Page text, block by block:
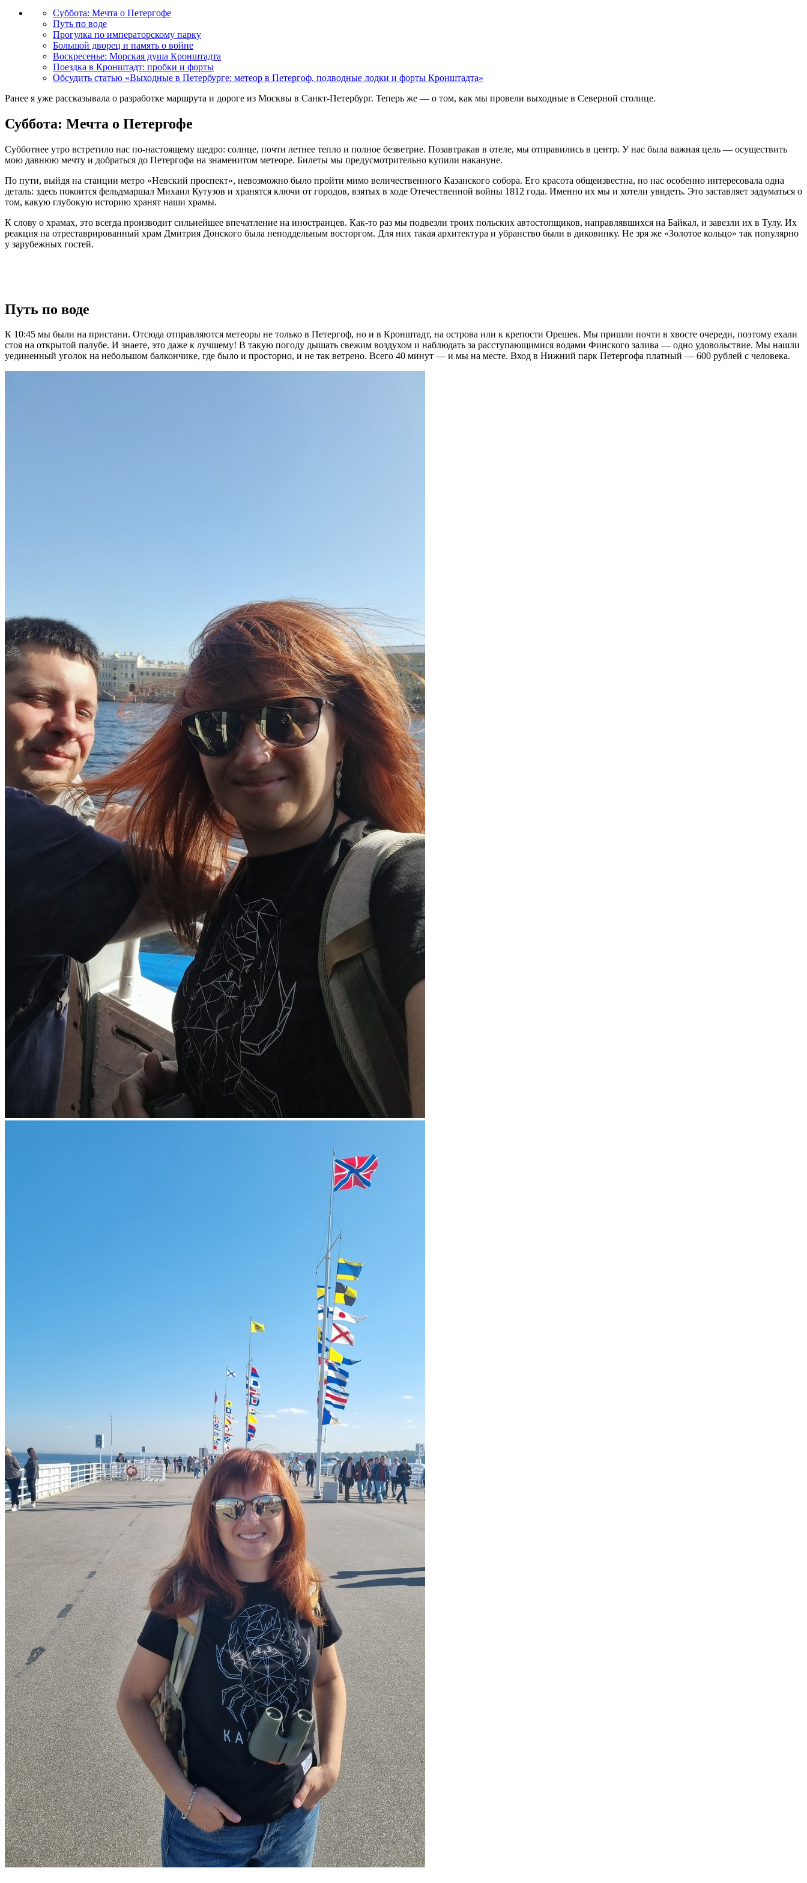
Суббота: Мечта о Петергофе
Путь по воде
Прогулка по императорскому парку
Большой дворец и память о войне
Воскресенье: Морская душа Кронштадта
Поездка в Кронштадт: пробки и форты
Обсудить статью «Выходные в Петербурге: метеор в Петергоф, подводные лодки и форты Кронштадта»
Ранее я уже рассказывала о разработке маршрута и дороге из Москвы в Санкт-Петербург. Теперь же — о том, как мы провели выходные в Северной столице.
Суббота: Мечта о Петергофе
Субботнее утро встретило нас по-настоящему щедро: солнце, почти летнее тепло и полное безветрие. Позавтракав в отеле, мы отправились в центр. У нас была важная цель — осуществить
мою давнюю мечту и добраться до Петергофа на знаменитом метеоре. Билеты мы предусмотрительно купили накануне.
По пути, выйдя на станции метро «Невский проспект», невозможно было пройти мимо величественного Казанского собора. Его красота общеизвестна, но нас особенно интересовала одна
деталь: здесь покоится фельдмаршал Михаил Кутузов и хранятся ключи от городов, взятых в ходе Отечественной войны 1812 года. Именно их мы и хотели увидеть. Это заставляет задуматься о
том, какую глубокую историю хранят наши храмы.
К слову о храмах, это всегда производит сильнейшее впечатление на иностранцев. Как-то раз мы подвезли троих польских автостопщиков, направлявшихся на Байкал, и завезли их в Тулу. Их
реакция на отреставрированный храм Дмитрия Донского была неподдельным восторгом. Для них такая архитектура и убранство были в диковинку. Не зря же «Золотое кольцо» так популярно
у зарубежных гостей.
Путь по воде
К 10:45 мы были на пристани. Отсюда отправляются метеоры не только в Петергоф, но и в Кронштадт, на острова или к крепости Орешек. Мы пришли почти в хвосте очереди, поэтому ехали
стоя на открытой палубе. И знаете, это даже к лучшему! В такую погоду дышать свежим воздухом и наблюдать за расступающимися водами Финского залива — одно удовольствие. Мы нашли
уединенный уголок на небольшом балкончике, где было и просторно, и не так ветрено. Всего 40 минут — и мы на месте. Вход в Нижний парк Петергофа платный — 600 рублей с человека.